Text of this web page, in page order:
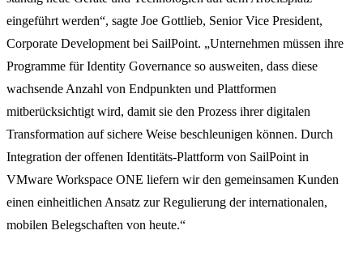
eingeführt werden“, sagte Joe Gottlieb, Senior Vice President,
Corporate Development bei SailPoint. „Unternehmen müssen ihre
Programme für Identity Governance so ausweiten, dass diese
wachsende Anzahl von Endpunkten und Plattformen
mitberücksichtigt wird, damit sie den Prozess ihrer digitalen
Transformation auf sichere Weise beschleunigen können. Durch
Integration der offenen Identitäts-Plattform von SailPoint in
VMware Workspace ONE liefern wir den gemeinsamen Kunden
einen einheitlichen Ansatz zur Regulierung der internationalen,
mobilen Belegschaften von heute.“